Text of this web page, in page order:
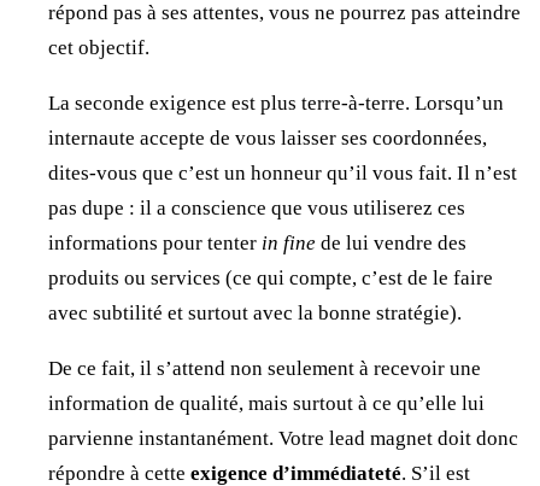
répond pas à ses attentes, vous ne pourrez pas atteindre
cet objectif.
La seconde exigence est plus terre-à-terre. Lorsqu’un
internaute accepte de vous laisser ses coordonnées,
dites-vous que c’est un honneur qu’il vous fait. Il n’est
pas dupe : il a conscience que vous utiliserez ces
informations pour tenter in fine de lui vendre des
produits ou services (ce qui compte, c’est de le faire
avec subtilité et surtout avec la bonne stratégie).
De ce fait, il s’attend non seulement à recevoir une
information de qualité, mais surtout à ce qu’elle lui
parvienne instantanément. Votre lead magnet doit donc
répondre à cette exigence d’immédiateté. S’il est